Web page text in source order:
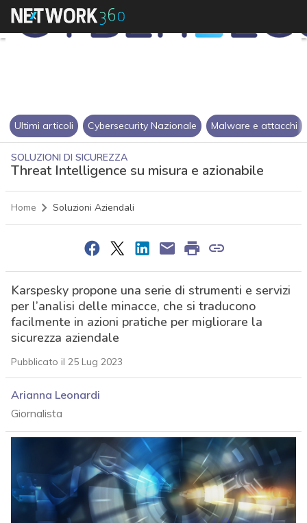
Ultimi articoli Cybersecurity Nazionale Malware e attacchi
SOLUZIONI DI SICUREZZA
Threat Intelligence su misura e azionabile
Home Soluzioni Aziendali
Karspesky propone una serie di strumenti e servizi
per l’analisi delle minacce, che si traducono
facilmente in azioni pratiche per migliorare la
sicurezza aziendale
Pubblicato il 25 Lug 2023
Arianna Leonardi
Giornalista